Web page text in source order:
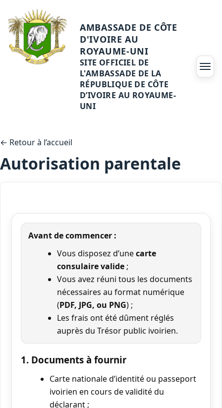
AMBASSADE DE CÔTE
D'IVOIRE AU
ROYAUME-UNI
SITE OFFICIEL DE
L'AMBASSADE DE LA
RÉPUBLIQUE DE CÔTE
D’IVOIRE AU ROYAUME-
UNI
← Retour à l’accueil
Autorisation parentale
Avant de commencer :
Vous disposez d’unecarte
consulaire valide ;
Vous avez réuni tous les documents
nécessaires au format numérique
(PDF, JPG, ou PNG) ;
Les frais ont été dûment réglés
auprès du Trésor public ivoirien.
1. Documents à fournir
Carte nationale d’identité ou passeport
ivoirien en cours de validité du
déclarant ;